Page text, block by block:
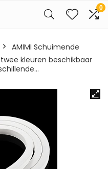
0
AMIMI Schuimende
kleuren beschikbaar